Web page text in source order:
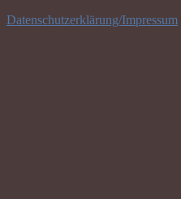
Datenschutzerklärung/Impressum